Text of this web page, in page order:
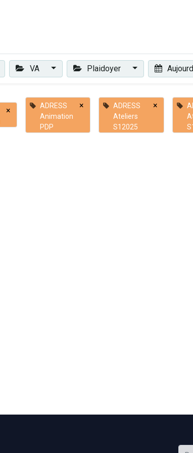
VA Plaidoyer
×
ADRESS
Animation
PDP
×
ADRESS
Ateliers
S12025
×